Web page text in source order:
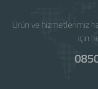
Ürün ve hizmetlerimiz
için